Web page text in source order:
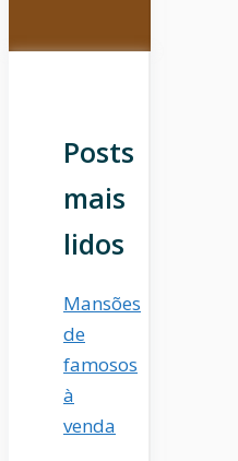
Posts
mais
lidos
Mansões
de
famosos
à
venda